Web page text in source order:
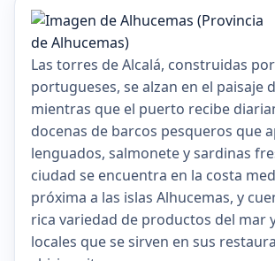
Las torres de Alcalá, construidas
portugueses, se alzan en el paisaje
mientras que el puerto recibe
docenas de barcos pesqueros que
lenguados, salmonete y sardinas
ciudad se encuentra en la costa
próxima a las islas Alhucemas, y
rica variedad de productos del mar
locales que se sirven en sus